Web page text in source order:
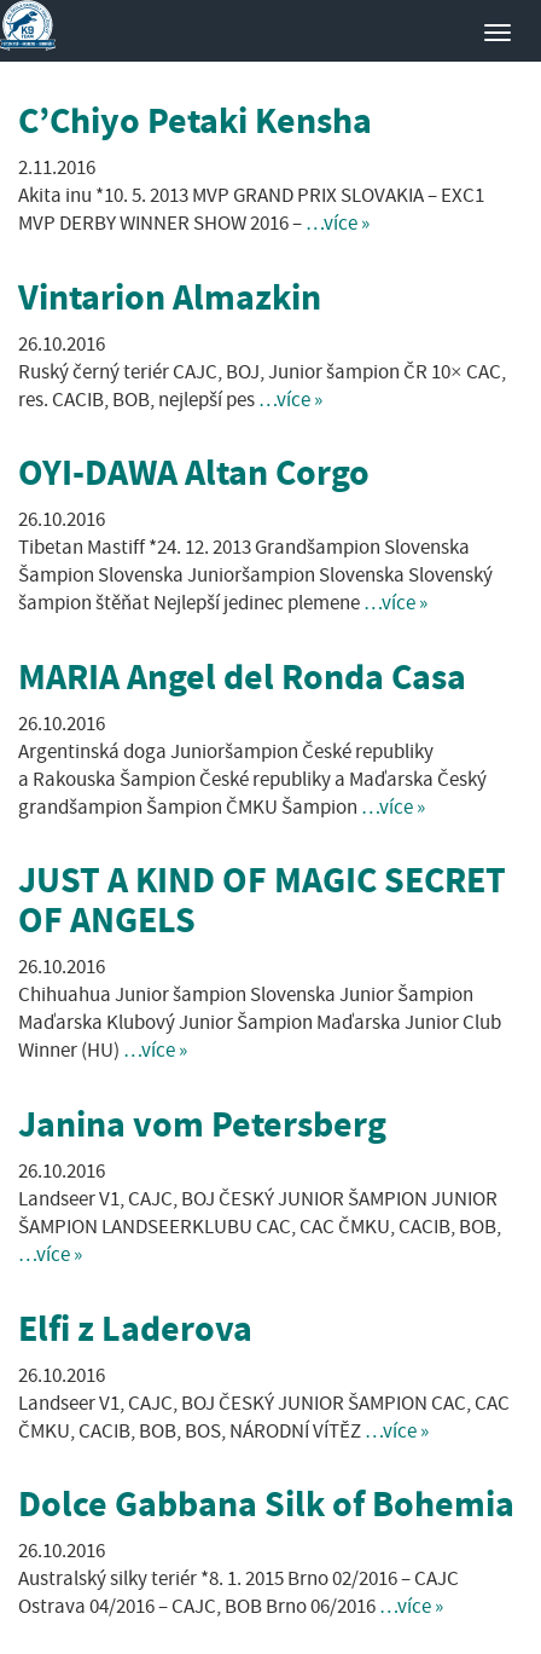
C’Chiyo Petaki Kensha
2.11.2016
Akita inu *10. 5. 2013 MVP GRAND PRIX SLOVAKIA – EXC1
MVP DERBY WINNER SHOW 2016 –…více »
Vintarion Almazkin
26.10.2016
Ruský černý teriér CAJC, BOJ, Junior šampion ČR 10× CAC,
res. CACIB, BOB, nejlepší pes…více »
OYI-DAWA Altan Corgo
26.10.2016
Tibetan Mastiff *24. 12. 2013 Grandšampion Slovenska
Šampion Slovenska Junioršampion Slovenska Slovenský
šampion štěňat Nejlepší jedinec plemene…více »
MARIA Angel del Ronda Casa
26.10.2016
Argentinská doga Junioršampion České republiky
a Rakouska Šampion České republiky a Maďarska Český
grandšampion Šampion ČMKU Šampion …více »
JUST A KIND OF MAGIC SECRET
OF ANGELS
26.10.2016
Chihuahua Junior šampion Slovenska Junior Šampion
Maďarska Klubový Junior Šampion Maďarska Junior Club
Winner (HU) …více »
Janina vom Petersberg
26.10.2016
Landseer V1, CAJC, BOJ ČESKÝ JUNIOR ŠAMPION JUNIOR
ŠAMPION LANDSEERKLUBU CAC, CAC ČMKU, CACIB, BOB,
…více »
Elfi z Laderova
26.10.2016
Landseer V1, CAJC, BOJ ČESKÝ JUNIOR ŠAMPION CAC, CAC
ČMKU, CACIB, BOB, BOS, NÁRODNÍ VÍTĚZ…více »
Dolce Gabbana Silk of Bohemia
26.10.2016
Australský silky teriér *8. 1. 2015 Brno 02/2016 – CAJC
Ostrava 04/2016 – CAJC, BOB Brno 06/2016…více »